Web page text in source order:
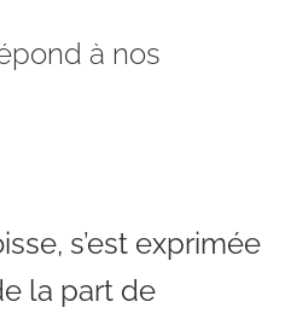
à nos
s’est exprimée
la part de